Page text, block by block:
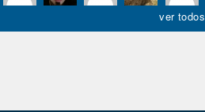
ver todos